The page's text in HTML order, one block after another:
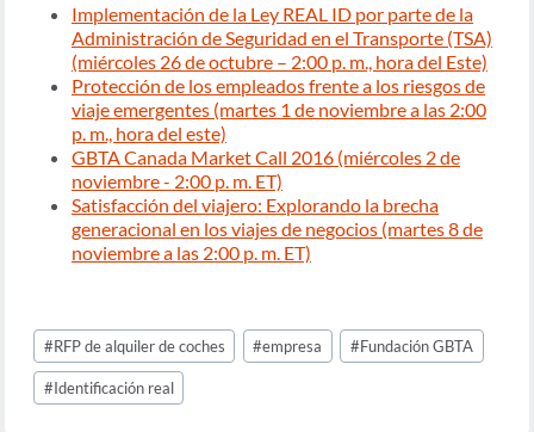
Implementación de la Ley REAL ID por parte de la
Administración de Seguridad en el Transporte (TSA)
(miércoles 26 de octubre – 2:00 p. m., hora del Este)
Protección de los empleados frente a los riesgos de
viaje emergentes (martes 1 de noviembre a las 2:00
p. m., hora del este)
GBTA Canada Market Call 2016 (miércoles 2 de
noviembre - 2:00 p. m. ET)
Satisfacción del viajero: Explorando la brecha
generacional en los viajes de negocios (martes 8 de
noviembre a las 2:00 p. m. ET)
Post
Tags:
#RFP de alquiler de coches #empresa #Fundación GBTA
#Identificación real